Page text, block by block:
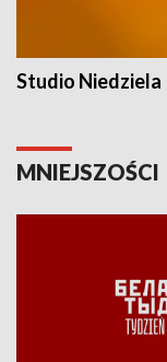
Studio Niedziela
MNIEJSZOŚCI